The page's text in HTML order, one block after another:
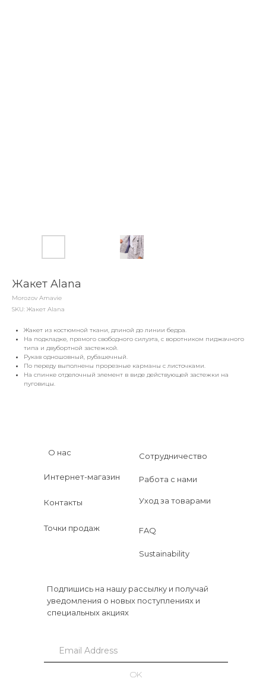
Жакет Alana
Morozov Amavie
SKU: Жакет Alana
Жакет из костюмной ткани, длиной до линии бедра.
На подкладке, прямого свободного силуэта, с воротником пиджачного
типа и двубортной застежкой.
Рукав одношовный, рубашечный.
По переду выполнены прорезные карманы с листочками.
На спинке отделочный элемент в виде действующей застежки на
пуговицы.
Уход за товарами
Контакты
Подпишись на нашу рассылку и получай
уведомления о новых поступлениях и
специальных акциях
О нас
FAQ
Sustainability
Сотрудничество
Работа с нами
Точки продаж
Интернет-магазин
OK